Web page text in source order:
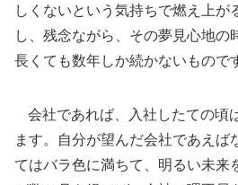
しくないという気持ちで燃え上が
し、残念ながら、その夢見心地の
長くても数年しか続かないもので
会社であれば、入社したての頃
ます。自分が望んだ会社であえば
てはバラ色に満ちて、明るい未来